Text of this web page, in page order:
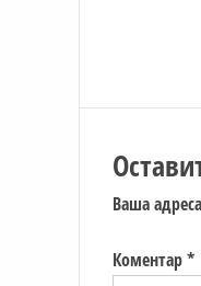
Ваша
Коментар*